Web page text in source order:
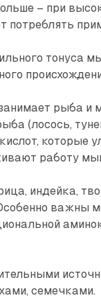
– при
потреблять
тонуса
рыба и
(лосось,
которые
работу
индейка,
важны
семечками.